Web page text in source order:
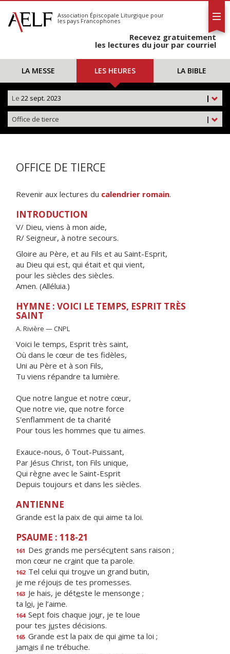
S'abonner
Calendrier
Association Épiscopale Liturgique pour
les pays Francophones
Recevez gratuitement
les lectures du jour par courriel
LA MESSE LES HEURES LA BIBLE
|
Le 22 sept. 2023
|
Office de tierce
OFFICE DE TIERCE
Revenir aux lectures du calendrier romain.
INTRODUCTION
V/ Dieu, viens à mon aide,
R/ Seigneur, à notre secours.
Gloire au Père, et au Fils et au Saint-Esprit,
au Dieu qui est, qui était et qui vient,
pour les siècles des siècles.
Amen. (Alléluia.)
HYMNE : VOICI LE TEMPS, ESPRIT TRÈS
SAINT
A. Rivière — CNPL
Voici le temps, Esprit très saint,
Où dans le cœur de tes fidèles,
Uni au Père et à son Fils,
Tu viens répandre ta lumière.
Que notre langue et notre cœur,
Que notre vie, que notre force
S'enflamment de ta charité
Pour tous les hommes que tu aimes.
Exauce-nous, ô Tout-Puissant,
Par Jésus Christ, ton Fils unique,
Qui règne avec le Saint-Esprit
Depuis toujours et dans les siècles.
ANTIENNE
Grande est la paix de qui aime ta loi.
PSAUME : 118-21
161 Des grands me persécutent sans raison ;
mon cœur ne craint que ta parole.
162 Tel celui qui trouve un grand butin,
je me réjouis de tes promesses.
163 Je hais, je déteste le mensonge ;
ta loi, je l’aime.
164 Sept fois chaque jour, je te loue
pour tes justes décisions.
165 Grande est la paix de qui aime ta loi ;
jamais il ne trébuche.